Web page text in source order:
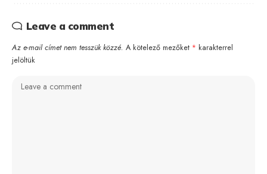
Leave a comment
Az e-mail címet nem tesszük közzé. A kötelező mezőket * karakterrel
jelöltük